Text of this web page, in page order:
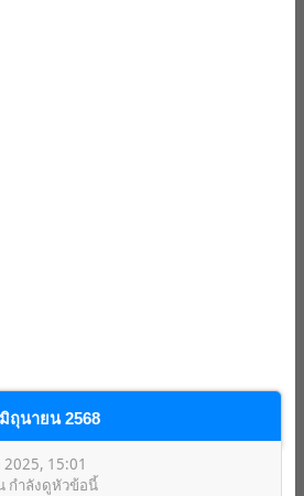
ถุนายน 2568
2025, 15:01
กำลังดูหัวข้อนี้